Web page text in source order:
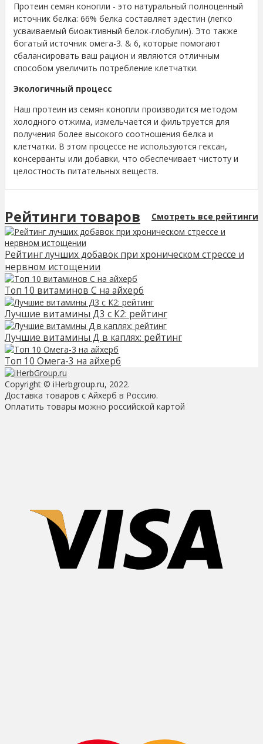
Протеин семян конопли - это натуральный полноценный
источник белка: 66% белка составляет эдестин (легко
усваиваемый биоактивный белок-глобулин). Это также
богатый источник омега-3. & 6, которые помогают
сбалансировать ваш рацион и являются отличным
способом увеличить потребление клетчатки.
Экологичный процесс
Наш протеин из семян конопли производится методом
холодного отжима, измельчается и фильтруется для
получения более высокого соотношения белка и
клетчатки. В этом процессе не используются гексан,
консерванты или добавки, что обеспечивает чистоту и
целостность питательных веществ.
Рейтинги товаров Смотреть все рейтинги
Рейтинг лучших добавок при хроническом стрессе и
нервном истощении
Топ 10 витаминов С на айхерб
Лучшие витамины Д3 с К2: рейтинг
Лучшие витамины Д в каплях: рейтинг
Топ 10 Омега-3 на айхерб
Copyright © iHerbgroup.ru, 2022.
Доставка товаров с Айхерб в Россию.
Оплатить товары можно российской картой